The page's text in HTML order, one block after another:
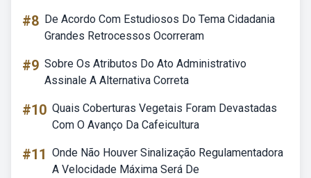
#8 De Acordo Com Estudiosos Do Tema Cidadania
Grandes Retrocessos Ocorreram
#9 Sobre Os Atributos Do Ato Administrativo
Assinale A Alternativa Correta
#10 Quais Coberturas Vegetais Foram Devastadas
Com O Avanço Da Cafeicultura
#11 Onde Não Houver Sinalização Regulamentadora
A Velocidade Máxima Será De